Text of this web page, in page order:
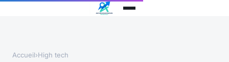
Accueil›High tech